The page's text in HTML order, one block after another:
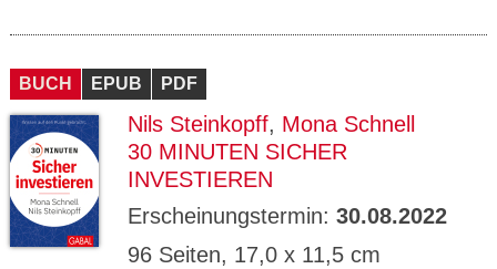
BUCH EPUB PDF
Nils Steinkopff, Mona Schnell
30 MINUTEN SICHER
INVESTIEREN
Erscheinungstermin: 30.08.2022
96 Seiten, 17,0 x 11,5 cm